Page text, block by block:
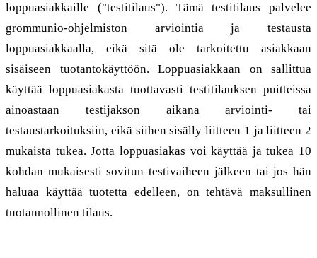
loppuasiakkaille ("testitilaus"). Tämä testitilaus palvelee
grommunio-ohjelmiston arviointia ja testausta
loppuasiakkaalla, eikä sitä ole tarkoitettu asiakkaan
sisäiseen tuotantokäyttöön. Loppuasiakkaan on sallittua
käyttää loppuasiakasta tuottavasti testitilauksen puitteissa
ainoastaan testijakson aikana arviointi- tai
testaustarkoituksiin, eikä siihen sisälly liitteen 1 ja liitteen 2
mukaista tukea. Jotta loppuasiakas voi käyttää ja tukea 10
kohdan mukaisesti sovitun testivaiheen jälkeen tai jos hän
haluaa käyttää tuotetta edelleen, on tehtävä maksullinen
tuotannollinen tilaus.